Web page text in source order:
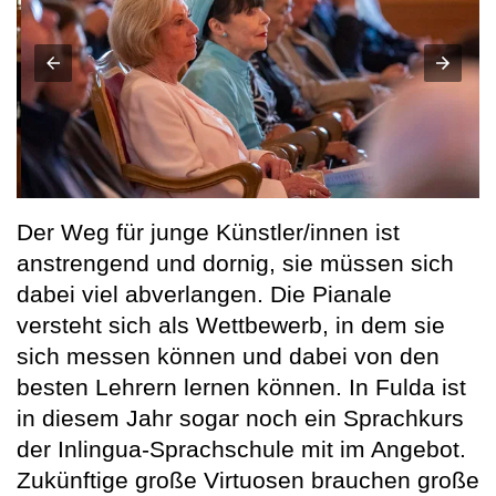
Der Weg für junge Künstler/innen ist
anstrengend und dornig, sie müssen sich
dabei viel abverlangen. Die Pianale
versteht sich als Wettbewerb, in dem sie
sich messen können und dabei von den
besten Lehrern lernen können. In Fulda ist
in diesem Jahr sogar noch ein Sprachkurs
der Inlingua-Sprachschule mit im Angebot.
Zukünftige große Virtuosen brauchen große